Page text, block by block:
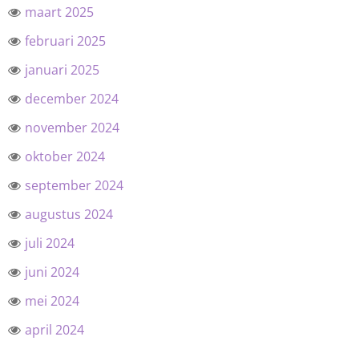
maart 2025
februari 2025
januari 2025
december 2024
november 2024
oktober 2024
september 2024
augustus 2024
juli 2024
juni 2024
mei 2024
april 2024